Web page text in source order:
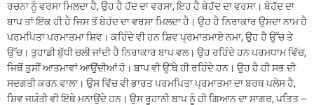
ਰਚਨਾ ਨੂੰ ਵਰਸਾ ਮਿਲਦਾ ਹੈ, ਉਹ ਹੈ ਹੱਦ ਦਾ ਵਰਸਾ, ਇਹ ਹੈ ਬੇਹੱਦ ਦਾ ਵਰਸਾ। ਬੇਹੱਦ ਦਾ
ਬਾਪ ਤਾਂ ਇੱਕ ਹੀ ਹੈ ਜਿਸ ਤੋਂ ਬੇਹੱਦ ਦਾ ਵਰਸਾ ਮਿਲਦਾ ਹੈ। ਉਹ ਹੈ ਨਿਰਾਕਾਰ ਉਸਦਾ ਨਾਮ ਹੈ
ਪਰਮਪਿਤਾ ਪਰਮਾਤਮਾ ਸ਼ਿਵ। ਕਹਿੰਦੇ ਵੀ ਹਨ ਸ਼ਿਵ ਪ੍ਰਮਾਤਮਾਏ ਨਮਾ, ਉਹ ਹੈ ਉੱਚ ਤੇ
ਉੱਚ। ਤੁਹਾਡੀ ਬੁੱਧੀ ਚਲੀ ਜਾਂਦੀ ਹੈ ਨਿਰਾਕਾਰ ਬਾਪ ਵਲ। ਉਹ ਰਹਿੰਦੇ ਹਨ ਪਰਮਧਾਮ ਵਿੱਚ,
ਜਿਥੋਂ ਤੁਸੀਂ ਆਤਮਾਵਾਂ ਆਉਂਦੀਆਂ ਹੋ। ਬਾਪ ਵੀ ਉੱਥੇ ਹੀ ਰਹਿੰਦੇ ਹਨ। ਉਹ ਹੈ ਹੀ ਸਭ ਦੀ
ਸਦਗਤੀ ਕਰਨ ਵਾਲਾ। ਉਸ ਵਿੱਚ ਵੀ ਭਾਰਤ ਪਰਮਪਿਤਾ ਪ੍ਰਮਾਤਮਾ ਦਾ ਬਰਥ ਪਲੇਸ ਹੈ,
ਸ਼ਿਵ ਜਯੰਤੀ ਵੀ ਇੱਥੇ ਮਨਾਉਂਦੇ ਹਨ। ਉਸ ਰੂਹਾਨੀ ਬਾਪ ਨੂੰ ਹੀ ਗਿਆਨ ਦਾ ਸਾਗਰ, ਪਤਿਤ –